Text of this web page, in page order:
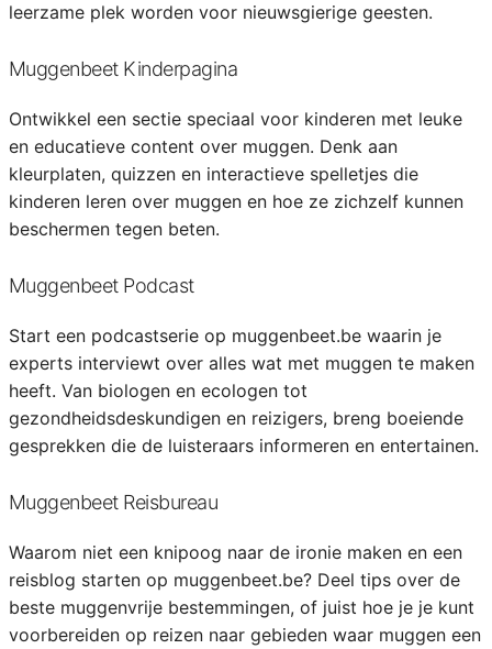
leerzame plek worden voor nieuwsgierige geesten.
Muggenbeet Kinderpagina
Ontwikkel een sectie speciaal voor kinderen met leuke
en educatieve content over muggen. Denk aan
kleurplaten, quizzen en interactieve spelletjes die
kinderen leren over muggen en hoe ze zichzelf kunnen
beschermen tegen beten.
Muggenbeet Podcast
Start een podcastserie op muggenbeet.be waarin je
experts interviewt over alles wat met muggen te maken
heeft. Van biologen en ecologen tot
gezondheidsdeskundigen en reizigers, breng boeiende
gesprekken die de luisteraars informeren en entertainen.
Muggenbeet Reisbureau
Waarom niet een knipoog naar de ironie maken en een
reisblog starten op muggenbeet.be? Deel tips over de
beste muggenvrije bestemmingen, of juist hoe je je kunt
voorbereiden op reizen naar gebieden waar muggen een